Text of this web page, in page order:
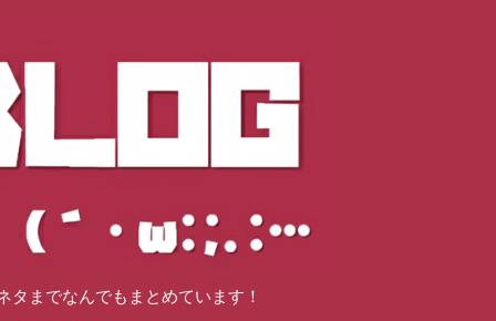
までなんでもまとめています！